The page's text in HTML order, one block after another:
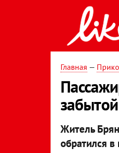
Главная —
Житель
обратился